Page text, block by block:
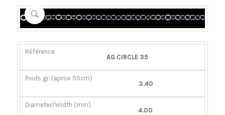
RÉFÉRENCE
(APROX
DIAMÈTER/LARGEUR
AG CIRCLE 35
3.40
4.00